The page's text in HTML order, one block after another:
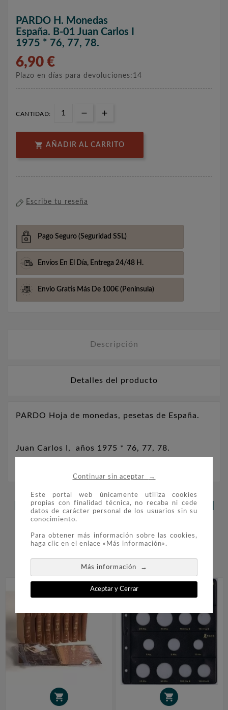
Continuar sin aceptar →
Este portal web únicamente utiliza cookies
propias con finalidad técnica, no recaba ni cede
datos de carácter personal de los usuarios sin su
conocimiento.
Para obtener más información sobre las cookies,
haga clic en el enlace «Más información».
Más información →
Aceptar y Cerrar
PARDO H. Monedas
España. B-01 Juan Carlos I
1975 * 76, 77, 78.
6,90 €
Plazo en días para devoluciones:14
CANTIDAD:
 AÑADIR AL CARRITO
Escribe tu reseña
Pago Seguro (Seguridad SSL)
Envíos En El Día, Entrega 24/48 H.
Envio Gratis Más De 100€ (Península)
Descripción
Detalles del producto
PARDO Hoja de monedas, pesetas de España.
Juan Carlos I, años 1975 * 76, 77, 78.
LOS CLIENTES QUE ADQUIRIERON
ESTE PRODUCTO TAMBIÉN
COMPRARON:
 
 